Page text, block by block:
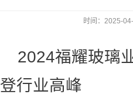
时间：2025-
2024福耀玻璃
登行业高峰